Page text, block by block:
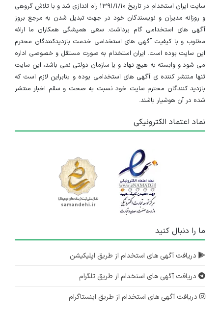
سایت ایران استخدام در تاریخ ۱۳۹۱/۱/۱۰ راه اندازی شد و با تلاش گروهی
و روزانه مدیران و نویسندگان خود در جهت تبدیل شدن به مرجع بروز
آگهی های استخدامی گام برداشت. سعی همیشگی همکاران ما ارائه
مطلوب و با کیفیت آگهی های استخدامی خدمت بازدیدکنندگان محترم
این سایت بوده است. ایران استخدام به صورت مستقل و خصوصی اداره
می شود و وابسته به هیچ نهاد و یا سازمان دولتی نمی باشد، این سایت
تنها منتشر کننده ی آگهی های استخدامی بوده و بنابراین لازم است که
بازدید کنندگان محترم سایت خود نسبت به صحت و سقم اخبار منتشر
شده در آن هوشیار باشند.
نماد اعتماد الکترونیکی
ما را دنبال کنید
دریافت آگهی های استخدام از طریق اپلیکیشن
دریافت آگهی های استخدام از طریق تلگرام
دریافت آگهی های استخدام از طریق اینستاگرام